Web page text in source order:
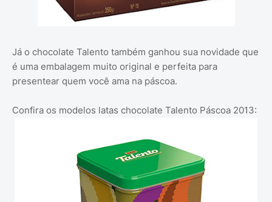
Já o chocolate Talento também ganhou sua novidade que
é uma embalagem muito original e perfeita para
presentear quem você ama na páscoa.
Confira os modelos latas chocolate Talento Páscoa 2013: